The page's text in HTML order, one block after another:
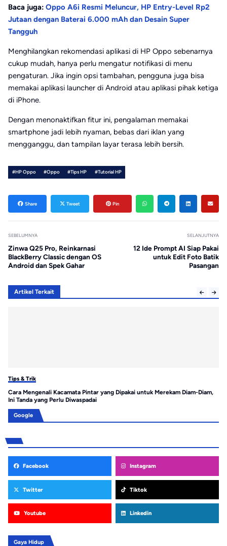
Baca juga: Oppo A6i Resmi Meluncur, HP Entry-Level Rp2
Jutaan dengan Baterai 6.000 mAh dan Desain Super
Tangguh
Menghilangkan rekomendasi aplikasi di HP Oppo sebenarnya
cukup mudah, hanya perlu mengatur notifikasi di menu
pengaturan. Jika ingin opsi tambahan, pengguna juga bisa
memakai aplikasi launcher di Android atau aplikasi pihak ketiga
di iPhone.
Dengan menonaktifkan fitur ini, pengalaman memakai
smartphone jadi lebih nyaman, bebas dari iklan yang
mengganggu, dan tampilan layar terasa lebih bersih.
#HP Oppo #Oppo #Tips HP #Tutorial HP
Share Tweet Pin
SEBELUMNYA
Zinwa Q25 Pro, Reinkarnasi
BlackBerry Classic dengan OS
Android dan Spek Gahar
SELANJUTNYA
12 Ide Prompt AI Siap Pakai
untuk Edit Foto Batik
Pasangan
Artikel Terkait
Tips & Trik
Cara Mengenali Kacamata Pintar yang Dipakai untuk Merekam Diam-Diam,
Ini Tanda yang Perlu Diwaspadai
Google
Facebook Instagram
Twitter Tiktok
Youtube Linkedin
Gaya Hidup